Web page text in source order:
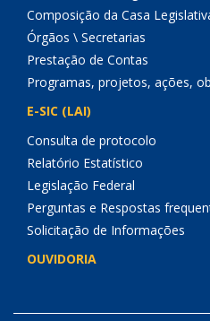
Composição da Casa
Órgãos \ Secretarias
Prestação de Contas
Programas, projetos, ações,
E-SIC (LAI)
Consulta de protocolo
Relatório Estatístico
Legislação Federal
Perguntas e Respostas
Solicitação de Informações
OUVIDORIA